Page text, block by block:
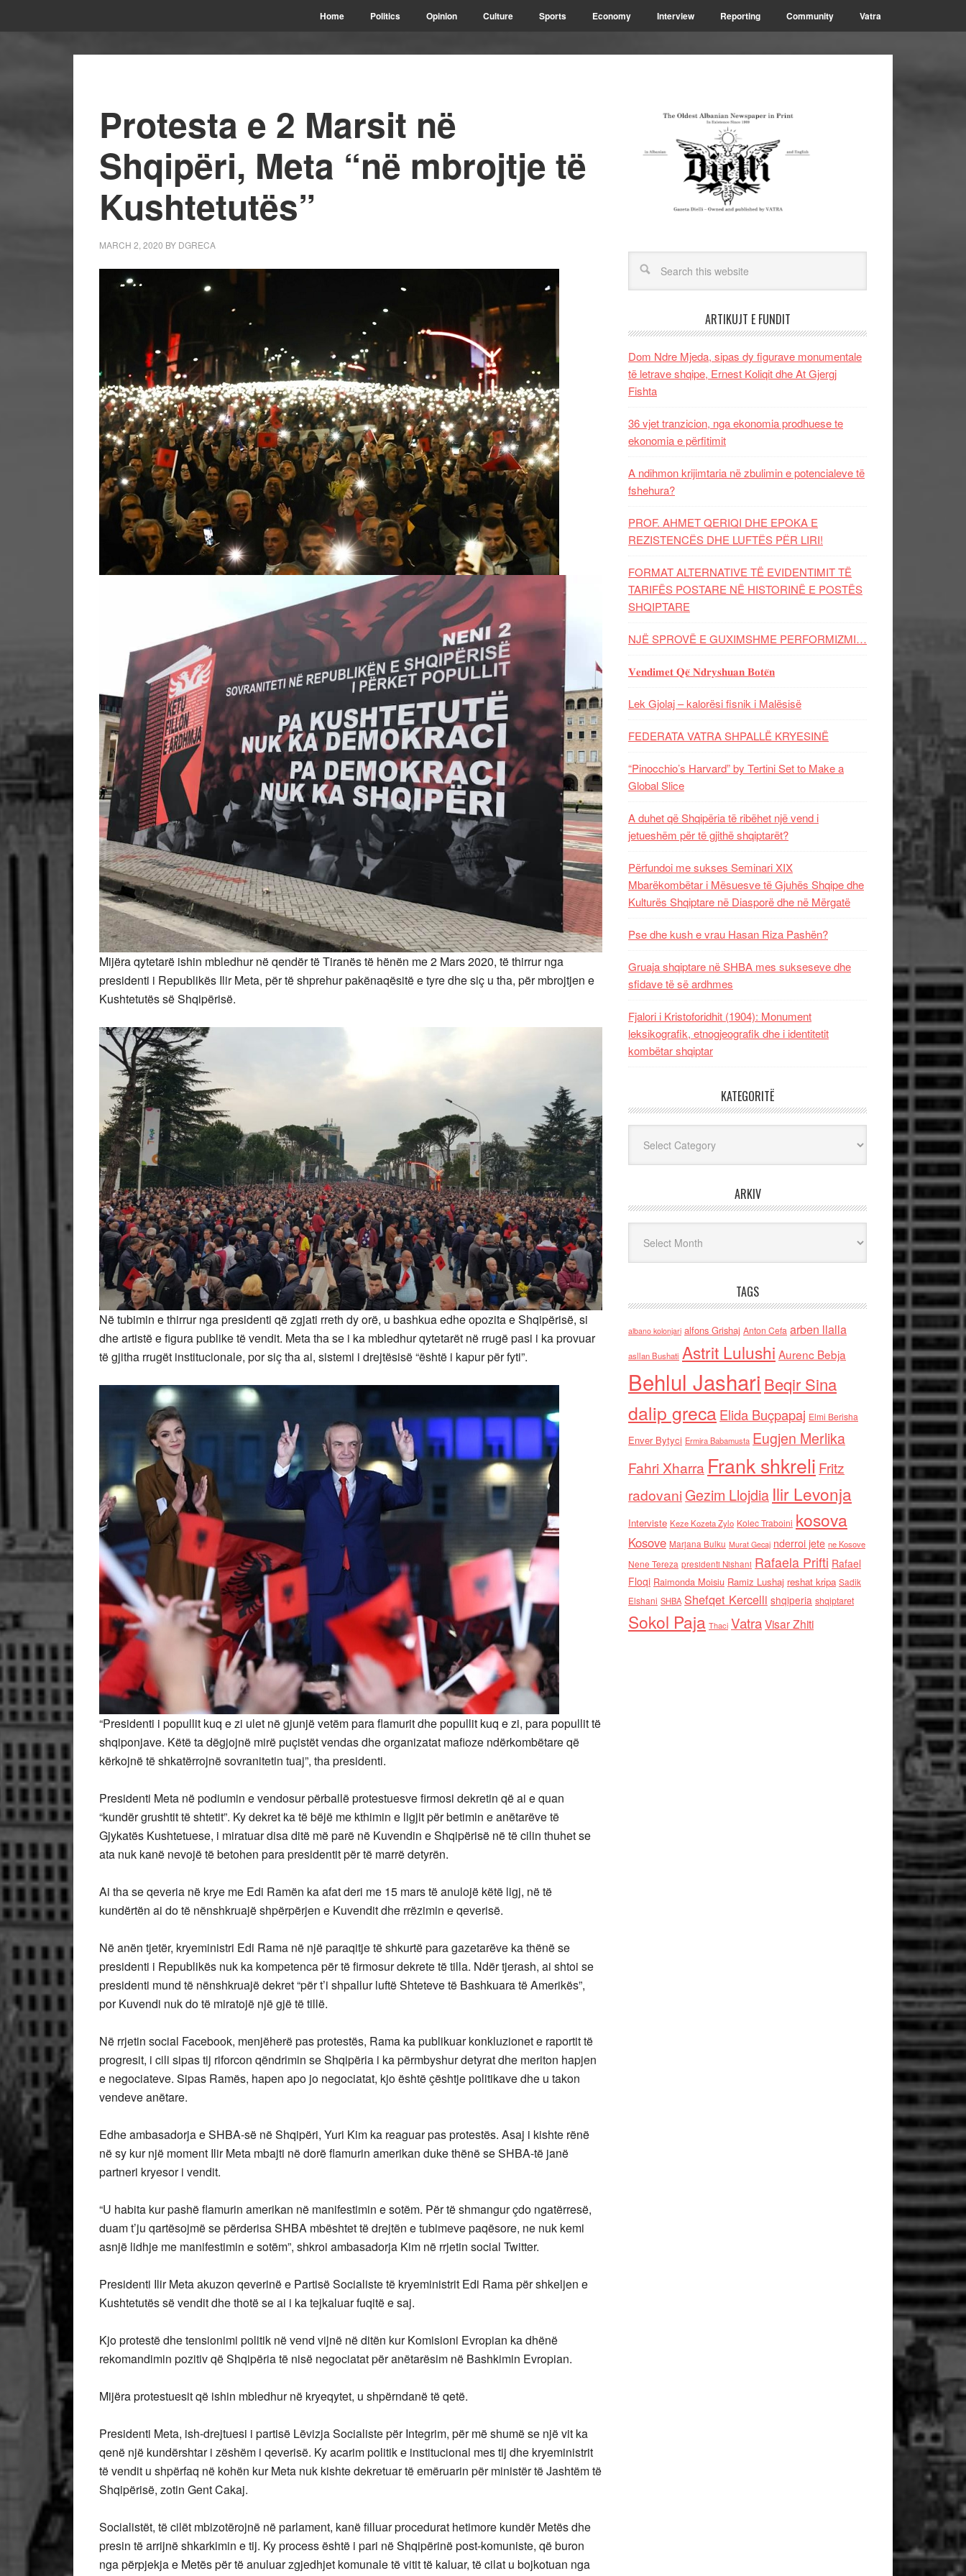
Home Politics Opinion Culture Sports Economy Interview Reporting Community Vatra
Protesta e 2 Marsit në
Shqipëri, Meta “në mbrojtje të
Kushtetutës”
MARCH 2, 2020 BY DGRECA
Mijëra qytetarë ishin mbledhur në qendër të Tiranës të hënën me 2 Mars 2020, të thirrur nga
presidenti i Republikës Ilir Meta, për të shprehur pakënaqësitë e tyre dhe siç u tha, për mbrojtjen e
Kushtetutës së Shqipërisë.
Në tubimin e thirrur nga presidenti që zgjati rreth dy orë, u bashkua edhe opozita e Shqipërisë, si
dhe artistë e figura publike të vendit. Meta tha se i ka mbledhur qytetarët në rrugë pasi i ka provuar
të gjitha rrugët institucionale, por siç tha ai, sistemi i drejtësisë “është i kapur për fyti”.
“Presidenti i popullit kuq e zi ulet në gjunjë vetëm para flamurit dhe popullit kuq e zi, para popullit të
shqiponjave. Këtë ta dëgjojnë mirë puçistët vendas dhe organizatat mafioze ndërkombëtare që
kërkojnë të shkatërrojnë sovranitetin tuaj”, tha presidenti.
Presidenti Meta në podiumin e vendosur përballë protestuesve firmosi dekretin që ai e quan
“kundër grushtit të shtetit”. Ky dekret ka të bëjë me kthimin e ligjit për betimin e anëtarëve të
Gjykatës Kushtetuese, i miratuar disa ditë më parë në Kuvendin e Shqipërisë në të cilin thuhet se
ata nuk kanë nevojë të betohen para presidentit për të marrë detyrën.
Ai tha se qeveria në krye me Edi Ramën ka afat deri me 15 mars të anulojë këtë ligj, në të
kundërtën ai do të nënshkruajë shpërpërjen e Kuvendit dhe rrëzimin e qeverisë.
Në anën tjetër, kryeministri Edi Rama në një paraqitje të shkurtë para gazetarëve ka thënë se
presidenti i Republikës nuk ka kompetenca për të firmosur dekrete të tilla. Ndër tjerash, ai shtoi se
presidenti mund të nënshkruajë dekret “për t’i shpallur luftë Shteteve të Bashkuara të Amerikës”,
por Kuvendi nuk do të miratojë një gjë të tillë.
Në rrjetin social Facebook, menjëherë pas protestës, Rama ka publikuar konkluzionet e raportit të
progresit, i cili sipas tij riforcon qëndrimin se Shqipëria i ka përmbyshur detyrat dhe meriton hapjen
e negociateve. Sipas Ramës, hapen apo jo negociatat, kjo është çështje politikave dhe u takon
vendeve anëtare.
Edhe ambasadorja e SHBA-së në Shqipëri, Yuri Kim ka reaguar pas protestës. Asaj i kishte rënë
në sy kur një moment Ilir Meta mbajti në dorë flamurin amerikan duke thënë se SHBA-të janë
partneri kryesor i vendit.
“U habita kur pashë flamurin amerikan në manifestimin e sotëm. Për të shmangur çdo ngatërresë,
duam t’ju qartësojmë se përderisa SHBA mbështet të drejtën e tubimeve paqësore, ne nuk kemi
asnjë lidhje me manifestimin e sotëm”, shkroi ambasadorja Kim në rrjetin social Twitter.
Presidenti Ilir Meta akuzon qeverinë e Partisë Socialiste të kryeministrit Edi Rama për shkeljen e
Kushtetutës së vendit dhe thotë se ai i ka tejkaluar fuqitë e saj.
Kjo protestë dhe tensionimi politik në vend vijnë në ditën kur Komisioni Evropian ka dhënë
rekomandimin pozitiv që Shqipëria të nisë negociatat për anëtarësim në Bashkimin Evropian.
Mijëra protestuesit që ishin mbledhur në kryeqytet, u shpërndanë të qetë.
Presidenti Meta, ish-drejtuesi i partisë Lëvizja Socialiste për Integrim, për më shumë se një vit ka
qenë një kundërshtar i zëshëm i qeverisë. Ky acarim politik e institucional mes tij dhe kryeministrit
të vendit u shpërfaq në kohën kur Meta nuk kishte dekretuar të emëruarin për ministër të Jashtëm të
Shqipërisë, zotin Gent Cakaj.
Socialistët, të cilët mbizotërojnë në parlament, kanë filluar procedurat hetimore kundër Metës dhe
presin të arrijnë shkarkimin e tij. Ky process është i pari në Shqipërinë post-komuniste, që buron
nga përpjekja e Metës për të anuluar zgjedhjet komunale të vitit të kaluar, të cilat u bojkotuan nga
ARTIKUJT E FUNDIT
Dom Ndre Mjeda, sipas dy figurave monumentale
të letrave shqipe, Ernest Koliqit dhe At Gjergj
Fishta
36 vjet tranzicion, nga ekonomia prodhuese te
ekonomia e përfitimit
A ndihmon krijimtaria në zbulimin e potencialeve të
fshehura?
PROF. AHMET QERIQI DHE EPOKA E
REZISTENCЁS DHE LUFTЁS PЁR LIRI!
FORMAT ALTERNATIVE TË EVIDENTIMIT TË
TARIFËS POSTARE NË HISTORINË E POSTËS
SHQIPTARE
NJË SPROVË E GUXIMSHME PERFORMIZMI…
𝐕𝐞𝐧𝐝𝐢𝐦𝐞𝐭 𝐐𝐞̈ 𝐍𝐝𝐫𝐲𝐬𝐡𝐮𝐚𝐧 𝐁𝐨𝐭𝐞̈𝐧
Lek Gjolaj – kalorësi fisnik i Malësisë
FEDERATA VATRA SHPALLË KRYESINË
“Pinocchio’s Harvard” by Tertini Set to Make a
Global Slice
A duhet që Shqipëria të ribëhet një vend i
jetueshëm për të gjithë shqiptarët?
Përfundoi me sukses Seminari XIX
Mbarëkombëtar i Mësuesve të Gjuhës Shqipe dhe
Kulturës Shqiptare në Diasporë dhe në Mërgatë
Pse dhe kush e vrau Hasan Riza Pashën?
Gruaja shqiptare në SHBA mes sukseseve dhe
sfidave të së ardhmes
Fjalori i Kristoforidhit (1904): Monument
leksikografik, etnogjeografik dhe i identitetit
kombëtar shqiptar
KATEGORITË
ARKIV
TAGS
albano kolonjari alfons Grishaj Anton Cefa arben llalla
asllan Bushati Astrit Lulushi Aurenc Bebja
Behlul Jashari Beqir Sina
dalip grecaElida Buçpapaj Elmi Berisha
Enver Bytyci Ermira Babamusta Eugjen Merlika
Fahri Xharra Frank shkreli Fritz
radovaniGezim Llojdia Ilir Levonja
Interviste Keze Kozeta Zylo Kolec Traboini kosova
Kosove Marjana Bulku Murat Gecaj nderroi jete ne Kosove
Nene Tereza presidenti Nishani Rafaela Prifti Rafael
Floqi Raimonda Moisiu Ramiz Lushaj reshat kripa Sadik
Elshani SHBA Shefqet Kercelli shqiperia shqiptaret
Sokol Paja Thaci VatraVisar Zhiti